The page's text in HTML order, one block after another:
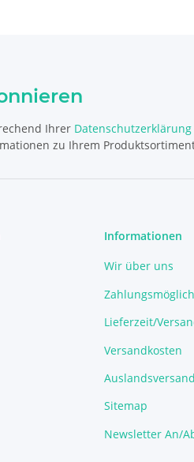
Ihrer Datenschutzerklärung
zu Ihrem
Informationen
Wir über uns
Lieferzeit/
Versandkosten
Sitemap
Newsletter An/